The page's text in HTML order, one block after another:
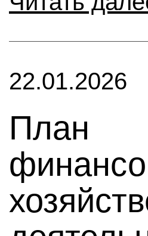
22.01.2026
План